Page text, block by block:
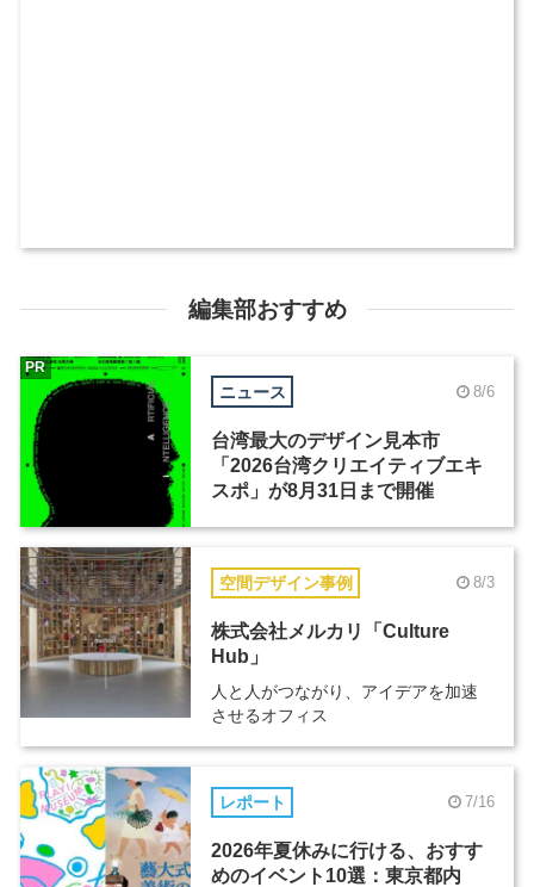
編集部おすすめ
ニュース 8/6
台湾最大のデザイン見本市
「2026台湾クリエイティブエキ
スポ」が8月31日まで開催
PR
空間デザイン事例 8/3
株式会社メルカリ「Culture
Hub」
人と人がつながり、アイデアを加速
させるオフィス
レポート 7/16
2026年夏休みに行ける、おすす
めのイベント10選：東京都内